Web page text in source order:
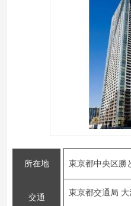
所在地 東京都中央区勝
交通
東京都交通局